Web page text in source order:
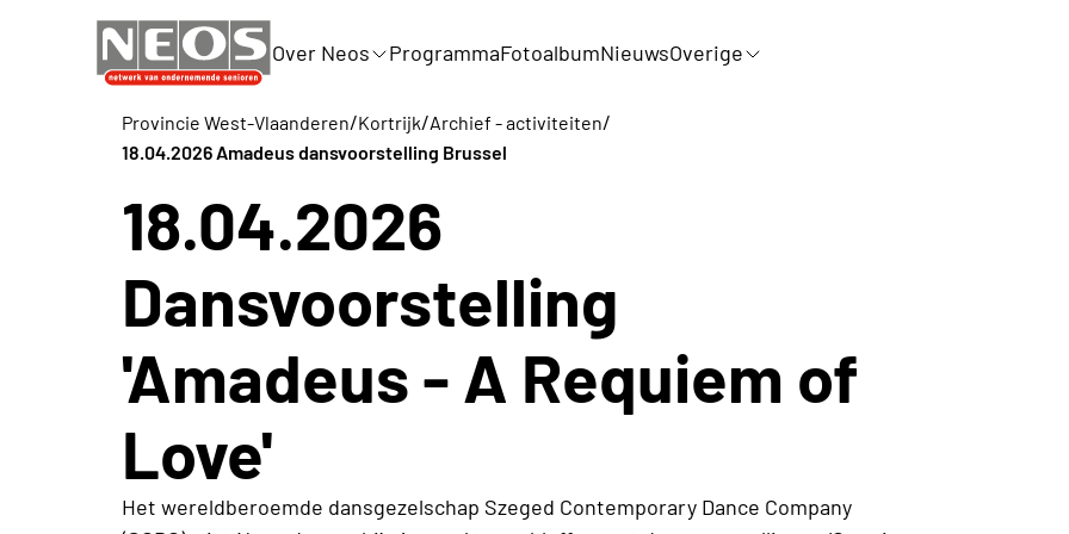
Over Neos ProgrammaFotoalbumNieuwsOverige
Provincie West-Vlaanderen/Kortrijk/Archief - activiteiten/
18.04.2026 Amadeus dansvoorstelling Brussel
18.04.2026
Dansvoorstelling
'Amadeus - A Requiem of
Love'
Het wereldberoemde dansgezelschap Szeged Contemporary Dance Company